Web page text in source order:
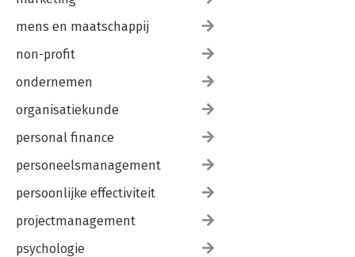
mens en maatschappij
non-profit
ondernemen
organisatiekunde
personal finance
personeelsmanagement
persoonlijke effectiviteit
projectmanagement
psychologie